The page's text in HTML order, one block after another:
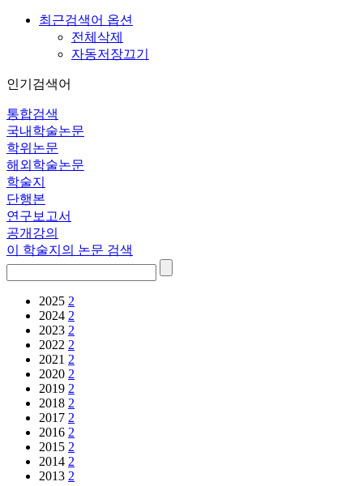
최근검색어 옵션
전체삭제
자동저장끄기
인기검색어
통합검색
국내학술논문
학위논문
해외학술논문
학술지
단행본
연구보고서
공개강의
이 학술지의 논문 검색
2025 2
2024 2
2023 2
2022 2
2021 2
2020 2
2019 2
2018 2
2017 2
2016 2
2015 2
2014 2
2013 2